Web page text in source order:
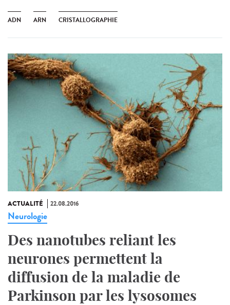
ADN ARN CRISTALLOGRAPHIE
ACTUALITÉ 22.08.2016
Neurologie
Des nanotubes reliant les
neurones permettent la
diffusion de la maladie de
Parkinson par les lysosomes